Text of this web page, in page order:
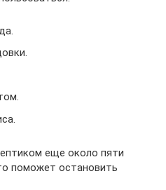
еще около пяти
поможет остановить